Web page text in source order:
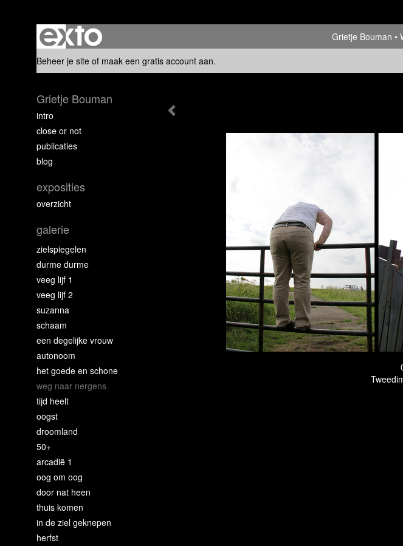
Grietje Bouman
Beheer je site of maak een gratis account aan.
Grietje Bouman
intro
close or not
publicaties
blog
exposities
overzicht
galerie
zielspiegelen
durme durme
veeg lijf 1
veeg lijf 2
suzanna
schaam
een degelijke vrouw
autonoom
het goede en schone
weg naar nergens
tijd heelt
oogst
droomland
50+
arcadië 1
oog om oog
door nat heen
thuis komen
in de ziel geknepen
herfst